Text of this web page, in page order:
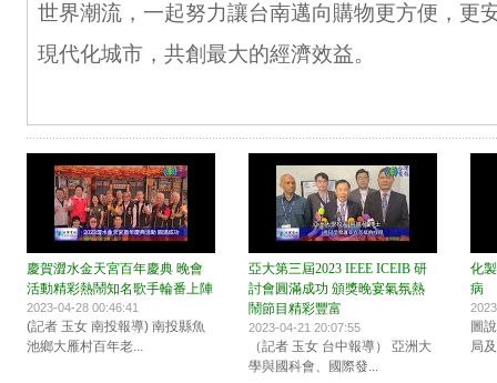
世界潮流，一起努力讓台南邁向購物更方便，更
現代化城市，共創最大的經濟效益。
慶賀澀水金天宮百年慶典 晚會
活動精彩熱鬧知名歌手輪番上陣
2023-04-28 00:46:41
(記者 玉女 南投報導) 南投縣魚
池鄉大雁村百年老...
亞大第三屆2023 IEEE ICEIB 研
討會圓滿成功 頒獎晚宴氣氛熱
鬧節目精彩豐富
2023-04-21 20:07:55
（記者 玉女 台中報導） 亞洲大
學與國科會、國際發...
化
病
圖
局